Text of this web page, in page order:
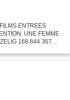
ENTREES
UNE FEMME
168 844 367